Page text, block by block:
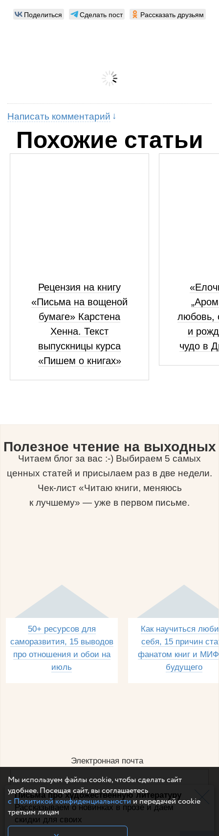
Письма про художественную литературу
Рассказываем о новинках в прозе и даем
скидки для своих
Поделиться Сделать пост Рассказать друзьям
Написать комментарий
Похожие статьи
Рецензия на книгу
«Письма на вощеной
бумаге» Карстена
Хенна. Текст
выпускницы курса
«Пишем о книгах»
любовь,
и
чудо в
Полезное чтение на выходных
Читаем блог за вас :-) Выбираем 5 самых
ценных статей и присылаем раз в две недели.
Чек-лист «Читаю книги, меняюсь
к лучшему» — уже в первом письме.
50+ ресурсов для
саморазвития, 15 выводов
про отношения и обои на
июль
Как научиться
себя, 15 причин
фанатом книг и
будущего
Электронная почта
Например, dulsineya@gmail.com
Без спама и смс
Подписаться
Мы используем файлы cookie, чтобы сделать сайт
удобнее. Посещая сайт, вы соглашаетесь
с Политикой конфиденциальностии передачей cookie
третьим лицам